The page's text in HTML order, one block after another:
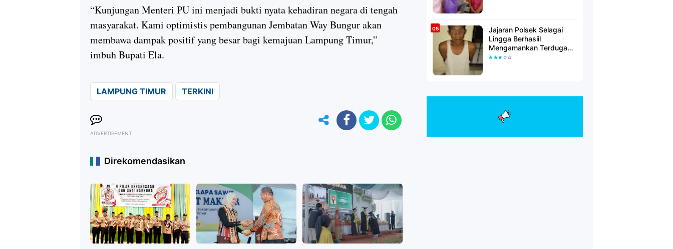
“Kunjungan Menteri PU ini menjadi bukti nyata kehadiran negara di tengah
masyarakat. Kami optimistis pembangunan Jembatan Way Bungur akan
membawa dampak positif yang besar bagi kemajuan Lampung Timur,”
imbuh Bupati Ela.
LAMPUNG TIMUR TERKINI
ADVERTISEMENT
Direkomendasikan
Jajaran Polsek Selagai
Lingga Berhasiil
Mengamankan Terduga
Pelaku Pencabulan Anak